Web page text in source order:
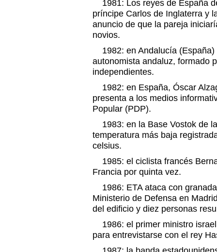
1981: Los reyes de España
príncipe Carlos de Inglaterra y
anuncio de que la pareja
novios.
1982: en Andalucía (España)
autonomista andaluz, formado
independientes.
1982: en España, Óscar
presenta a los medios
Popular (PDP).
1983: en la Base Vostok de
temperatura más baja
celsius.
1985: el ciclista francés
Francia por quinta vez.
1986: ETA ataca con
Ministerio de Defensa en
del edificio y diez personas
1986: el primer ministro
para entrevistarse con el rey